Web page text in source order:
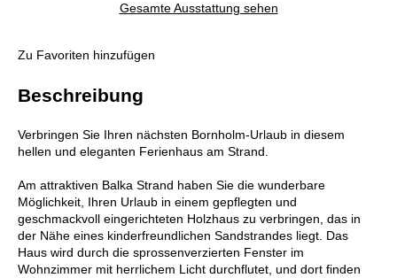
Gesamte Ausstattung sehen
Zu Favoriten hinzufügen
Beschreibung
Verbringen Sie Ihren nächsten Bornholm-Urlaub in diesem
hellen und eleganten Ferienhaus am Strand.
Am attraktiven Balka Strand haben Sie die wunderbare
Möglichkeit, Ihren Urlaub in einem gepflegten und
geschmackvoll eingerichteten Holzhaus zu verbringen, das in
der Nähe eines kinderfreundlichen Sandstrandes liegt. Das
Haus wird durch die sprossenverzierten Fenster im
Wohnzimmer mit herrlichem Licht durchflutet, und dort finden